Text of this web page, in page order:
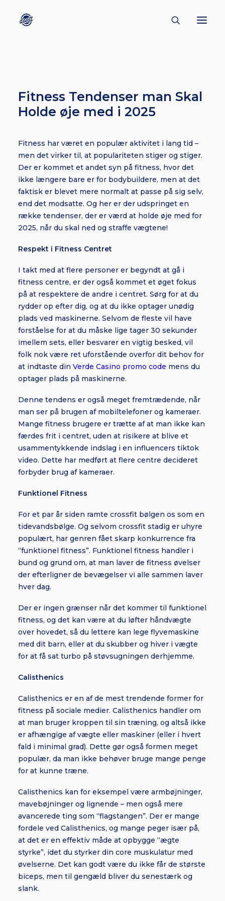
ENGLISH
KULTUR
INSPIRATION
BORNHOLM
SUBSCRIBE
Fitness Tendenser man Skal
Holde øje med i 2025
Fitness har været en populær aktivitet i lang tid –
men det virker til, at populariteten stiger og stiger.
Der er kommet et andet syn på fitness, hvor det
ikke længere bare er for bodybuildere, men at det
faktisk er blevet mere normalt at passe på sig selv,
end det modsatte. Og her er der udspringet en
række tendenser, der er værd at holde øje med for
2025, når du skal ned og straffe vægtene!
Respekt i Fitness Centret
I takt med at flere personer er begyndt at gå i
fitness centre, er der også kommet et øget fokus
på at respektere de andre i centret. Sørg for at du
rydder op efter dig, og at du ikke optager unødig
plads ved maskinerne. Selvom de fleste vil have
forståelse for at du måske lige tager 30 sekunder
imellem sets, eller besvarer en vigtig besked, vil
folk nok være ret uforstående overfor dit behov for
at indtaste din Verde Casino promo code mens du
optager plads på maskinerne.
Denne tendens er også meget fremtrædende, når
man ser på brugen af mobiltelefoner og kameraer.
Mange fitness brugere er trætte af at man ikke kan
færdes frit i centret, uden at risikere at blive et
usammentykkende indslag i en influencers tiktok
video. Dette har medført at flere centre decideret
forbyder brug af kameraer.
Funktionel Fitness
For et par år siden ramte crossfit bølgen os som en
tidevandsbølge. Og selvom crossfit stadig er uhyre
populært, har genren fået skarp konkurrence fra
“funktionel fitness”. Funktionel fitness handler i
bund og grund om, at man laver de fitness øvelser
der efterligner de bevægelser vi alle sammen laver
hver dag.
Der er ingen grænser når det kommer til funktionel
fitness, og det kan være at du løfter håndvægte
over hovedet, så du lettere kan lege flyvemaskine
med dit barn, eller at du skubber og hiver i vægte
for at få sat turbo på støvsugningen derhjemme.
Calisthenics
Calisthenics er en af de mest trendende former for
fitness på sociale medier. Calisthenics handler om
at man bruger kroppen til sin træning, og altså ikke
er afhængige af vægte eller maskiner (eller i hvert
fald i minimal grad). Dette gør også formen meget
populær, da man ikke behøver bruge mange penge
for at kunne træne.
Calisthenics kan for eksempel være armbøjninger,
mavebøjninger og lignende – men også mere
avancerede ting som “flagstangen”. Der er mange
fordele ved Calisthenics, og mange peger især på,
at det er en effektiv måde at opbygge “ægte
styrke”, idet du styrker din core muskulatur med
øvelserne. Det kan godt være du ikke får de største
biceps, men til gengæld bliver du senestærk og
slank.